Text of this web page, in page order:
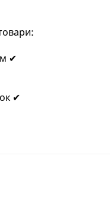
✔
✔